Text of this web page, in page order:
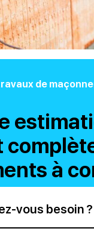
de
à
vous besoin ?